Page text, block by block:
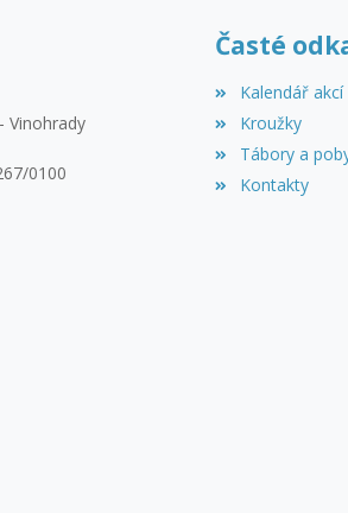
Vinohrady
0100
Časté
Kalendář akcí
Kroužky
Tábory a
Kontakty